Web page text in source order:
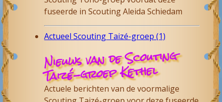
fuseerde in Scouting Aleida Schiedam
Actueel Scouting Taizé-groep (1)
Nieuws van de Scouting
Taizé-groep Kethel
Actuele berichten van de voormalige